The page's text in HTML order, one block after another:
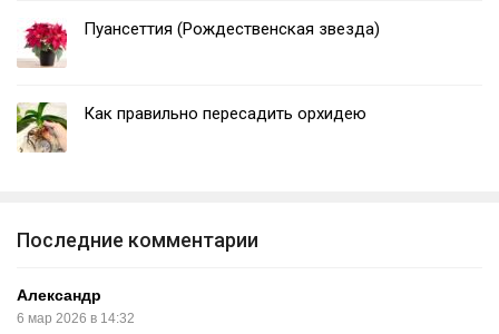
Пуансеттия (Рождественская звезда)
Как правильно пересадить орхидею
Последние комментарии
Александр
6 мар 2026 в 14:32